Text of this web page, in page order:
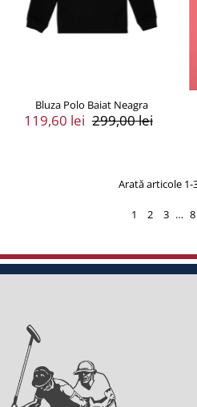
Bluza Polo Baiat Neagra
Preț
119,60 lei Preț
299,00 lei
Arată articole 1-
1 2 3 … 8